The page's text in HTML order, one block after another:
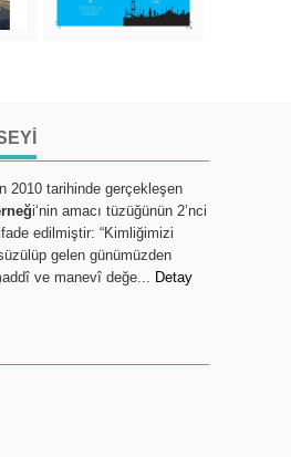
2010 tarihinde gerçekleşen
i‘nin amacı tüzüğünün 2’nci
edilmiştir: “Kimliğimizi
gelen günümüzden
ve manevî değe... Detay